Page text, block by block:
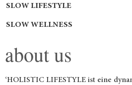
SLOW LIFESTYLE
SLOW WELLNESS
about us
‘HOLISTIC LIFESTYLE ist eine